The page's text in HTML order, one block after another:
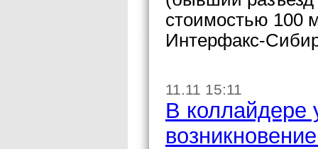
стоимостью 100
Интерфакс-
11.11 15:11
В коллайдере